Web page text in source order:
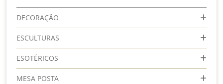
DECORAÇÃO
ESCULTURAS
ESOTÉRICOS
MESA POSTA